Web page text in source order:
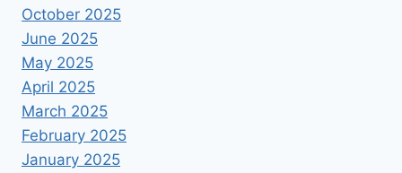
October 2025
June 2025
May 2025
April 2025
March 2025
February 2025
January 2025